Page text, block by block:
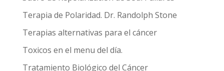
Terapia de Polaridad. Dr. Randolph Stone
Terapias alternativas para el cáncer
Toxicos en el menu del día.
Tratamiento Biológico del Cáncer